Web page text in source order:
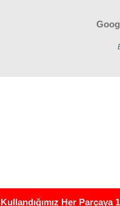
Kullandığımız Her